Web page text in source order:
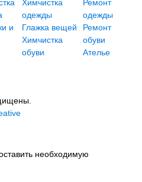
и
Химчистка
одежды
Глажка вещей
Химчистка
обуви
Ремонт
одежды
Ремонт
обуви
Ателье
необходимую